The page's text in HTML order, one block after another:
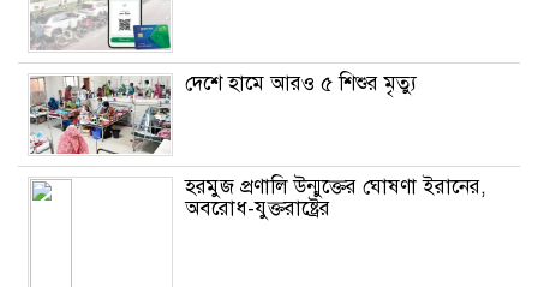
দেশে হামে আরও ৫ শিশুর মৃত্যু
হরমুজ প্রণালি উন্মুক্তের ঘোষণা ইরানের,
অবরোধ-যুক্তরাষ্ট্রের